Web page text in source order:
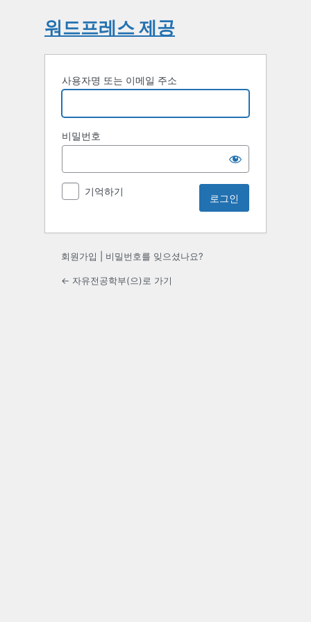
워드프레스 제공
사용자명 또는 이메일 주소
비밀번호
기억하기
회원가입 비밀번호를 잊으셨나요?
← 자유전공학부(으)로 가기